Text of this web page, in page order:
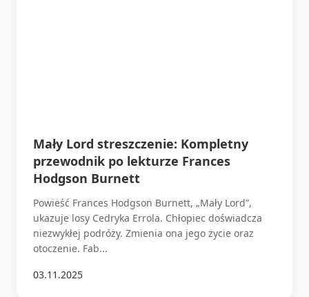
Mały Lord streszczenie: Kompletny
przewodnik po lekturze Frances
Hodgson Burnett
Powieść Frances Hodgson Burnett, „Mały Lord”,
ukazuje losy Cedryka Errola. Chłopiec doświadcza
niezwykłej podróży. Zmienia ona jego życie oraz
otoczenie. Fab...
03.11.2025